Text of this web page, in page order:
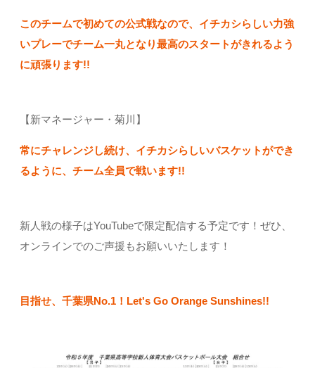
このチームで初めての公式戦なので、イチカシらしい力強
いプレーでチーム一丸となり最高のスタートがきれるよう
に頑張ります!!
【新マネージャー・菊川】
常にチャレンジし続け、イチカシらしいバスケットができ
るように、チーム全員で戦います!!
新人戦の様子はYouTubeで限定配信する予定です！ぜひ、
オンラインでのご声援もお願いいたします！
目指せ、千葉県No.1！Let's Go Orange Sunshines!!